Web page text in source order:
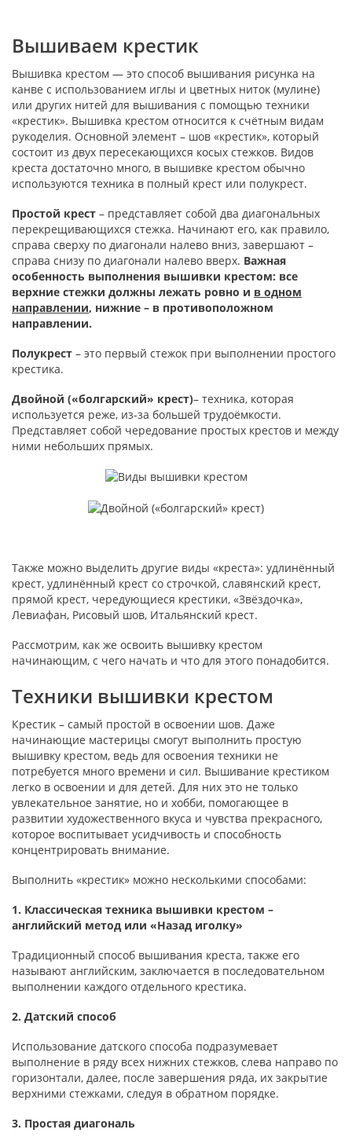
Вышиваем крестик
Вышивка крестом — это способ вышивания рисунка на
канве с использованием иглы и цветных ниток (мулине)
или других нитей для вышивания с помощью техники
«крестик». Вышивка крестом относится к счётным видам
рукоделия. Основной элемент – шов «крестик», который
состоит из двух пересекающихся косых стежков. Видов
креста достаточно много, в вышивке крестом обычно
используются техника в полный крест или полукрест.
Простой крест – представляет собой два диагональных
перекрещивающихся стежка. Начинают его, как правило,
справа сверху по диагонали налево вниз, завершают –
справа снизу по диагонали налево вверх. Важная
особенность выполнения вышивки крестом: все
верхние стежки должны лежать ровно и в одном
направлении, нижние – в противоположном
направлении.
Полукрест – это первый стежок при выполнении простого
крестика.
Двойной («болгарский» крест)– техника, которая
используется реже, из-за большей трудоёмкости.
Представляет собой чередование простых крестов и между
ними небольших прямых.
Также можно выделить другие виды «креста»: удлинённый
крест, удлинённый крест со строчкой, славянский крест,
прямой крест, чередующиеся крестики, «Звёздочка»,
Левиафан, Рисовый шов, Итальянский крест.
Рассмотрим, как же освоить вышивку крестом
начинающим, с чего начать и что для этого понадобится.
Техники вышивки крестом
Крестик – самый простой в освоении шов. Даже
начинающие мастерицы смогут выполнить простую
вышивку крестом, ведь для освоения техники не
потребуется много времени и сил. Вышивание крестиком
легко в освоении и для детей. Для них это не только
увлекательное занятие, но и хобби, помогающее в
развитии художественного вкуса и чувства прекрасного,
которое воспитывает усидчивость и способность
концентрировать внимание.
Выполнить «крестик» можно несколькими способами:
1. Классическая техника вышивки крестом –
английский метод или «Назад иголку»
Традиционный способ вышивания креста, также его
называют английским, заключается в последовательном
выполнении каждого отдельного крестика.
2. Датский способ
Использование датского способа подразумевает
выполнение в ряду всех нижних стежков, слева направо по
горизонтали, далее, после завершения ряда, их закрытие
верхними стежками, следуя в обратном порядке.
3. Простая диагональ